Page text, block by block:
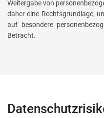
Weitergabe von
daher eine Rechtsgrundlage,
auf besondere
Betracht.